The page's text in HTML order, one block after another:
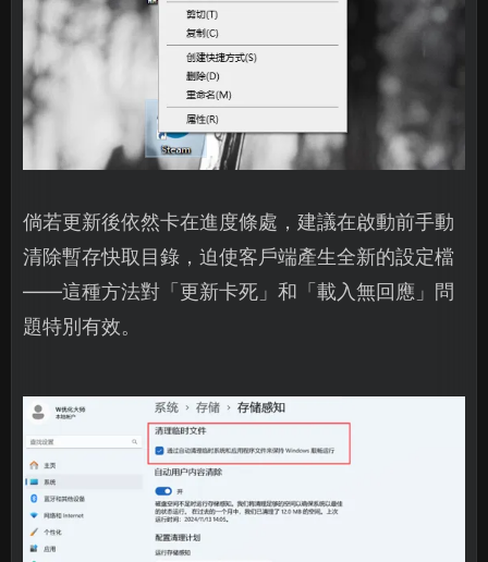
倘若更新後依然卡在進度條處，建議在啟動前手動
清除暫存快取目錄，迫使客戶端產生全新的設定檔
——這種方法對「更新卡死」和「載入無回應」問
題特別有效。